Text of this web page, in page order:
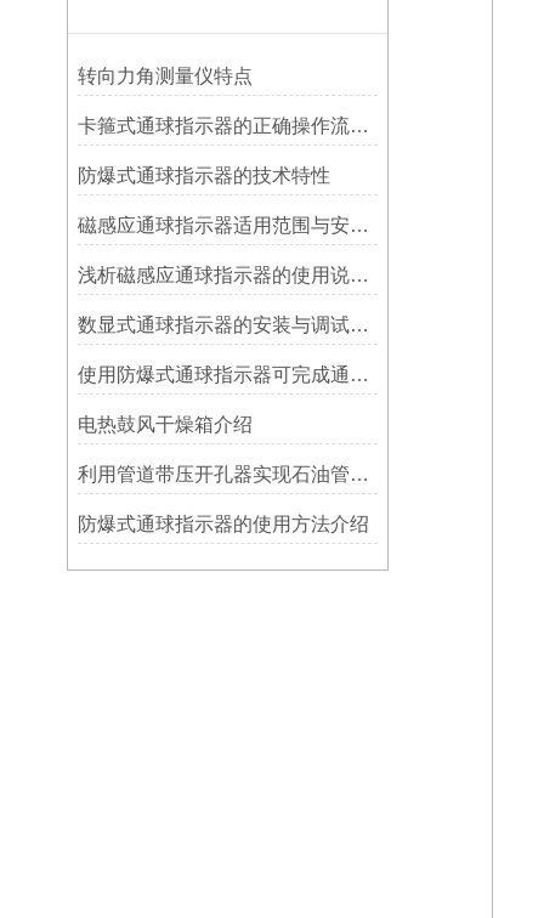
转向力角测量仪特点
卡箍式通球指示器的正确操作流程介绍
防爆式通球指示器的技术特性
磁感应通球指示器适用范围与安装方法
浅析磁感应通球指示器的使用说明及特点
数显式通球指示器的安装与调试技巧
使用防爆式通球指示器可完成通球指示功能
电热鼓风干燥箱介绍
利用管道带压开孔器实现石油管道通过指示器的在线维修
防爆式通球指示器的使用方法介绍